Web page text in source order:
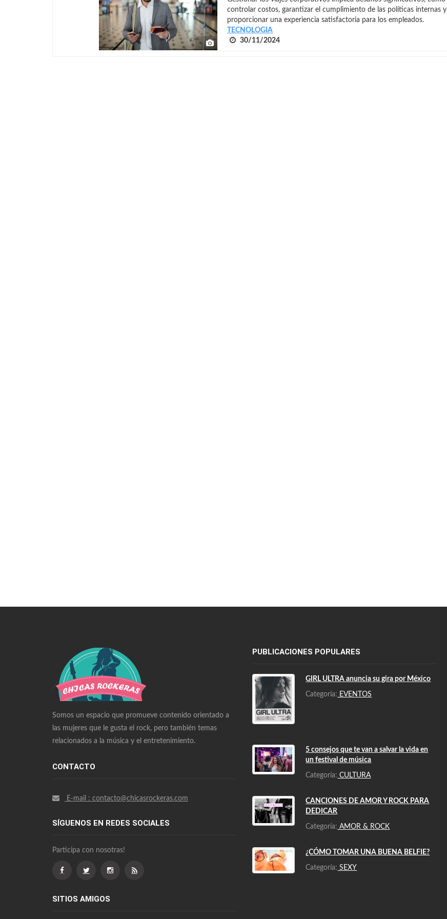
controlar costos, garantizar el cumplimiento de las políticas internas y
proporcionar una experiencia satisfactoria para los empleados.
TECNOLOGIA
30/11/2024
Somos un espacio que promueve contenido orientado a
las mujeres que le gusta el rock, pero también temas
relacionados a la música y el entretenimiento.
CONTACTO
E-mail : contacto@chicasrockeras.com
SÍGUENOS EN REDES SOCIALES
Participa con nosotras!
SITIOS AMIGOS
Swiss Replica Watches
Audemars Piguet Watches Replica
Rolex Watches Replica
Richard Mille Watches Replica
Omega Watches Replica
PUBLICACIONES POPULARES
GIRL ULTRA anuncia su gira por México
Categoría: EVENTOS
5 consejos que te van a salvar la vida en
un festival de música
Categoría: CULTURA
CANCIONES DE AMOR Y ROCK PARA
DEDICAR
Categoría: AMOR & ROCK
¿CÓMO TOMAR UNA BUENA BELFIE?
Categoría: SEXY